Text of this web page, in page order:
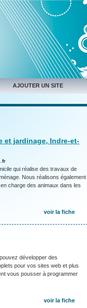
AJOUTER UN SITE
et jardinage, Indre-et-
qui réalise des travaux de
Nous réalisons également
charge des animaux dans les
voir la fiche
développer des
pour vos sites web et plus
vous pousser à programmer
voir la fiche